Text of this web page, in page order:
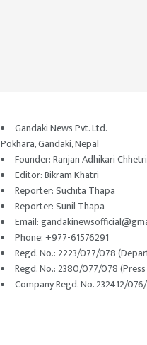
Gandaki News Pvt. Ltd.
Pokhara, Gandaki, Nepal
Founder: Ranjan Adhikari Chhetri
Editor: Bikram Khatri
Reporter: Suchita Thapa
Reporter: Sunil Thapa
Email:
Phone: +977-61576291
Regd. No.: 2223/077/078
Regd. No.: 2380/077/078
Company Regd. No. 232412/